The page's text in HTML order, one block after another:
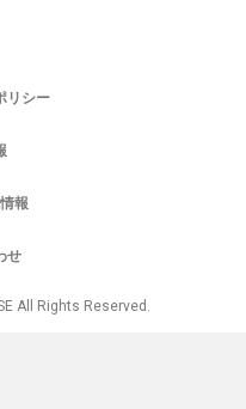
リシー
報
せ
All Rights Reserved.